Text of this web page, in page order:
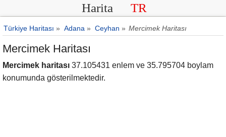
Harita TR
Türkiye Haritası » Adana » Ceyhan » Mercimek Haritası
Mercimek Haritası
Mercimek haritası 37.105431 enlem ve 35.795704 boylam
konumunda gösterilmektedir.